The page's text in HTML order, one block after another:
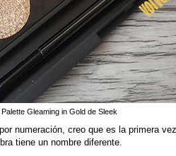
Gleaming in Gold de Sleek
numeración, creo que es la primera
tiene un nombre diferente.